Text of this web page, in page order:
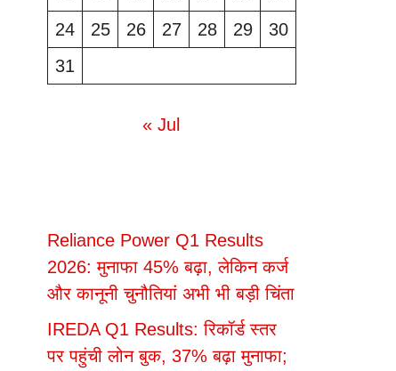
24
25 26 27 28 29
30
31
« Jul
Reliance Power Q1 Results
2026: मुनाफा 45% बढ़ा, लेकिन कर्ज
और कानूनी चुनौतियां अभी भी बड़ी चिंता
IREDA Q1 Results: रिकॉर्ड स्तर
पर पहुंची लोन बुक, 37% बढ़ा मुनाफा;